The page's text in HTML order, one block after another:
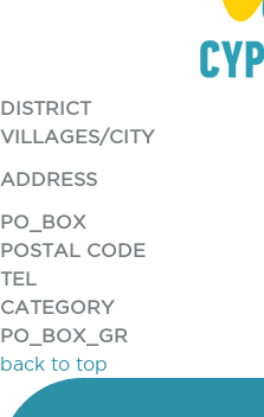
DISTRICT
VILLAGES/CITY
ADDRESS
PO_BOX
POSTAL CODE
TEL
CATEGORY
PO_BOX_GR
back to top